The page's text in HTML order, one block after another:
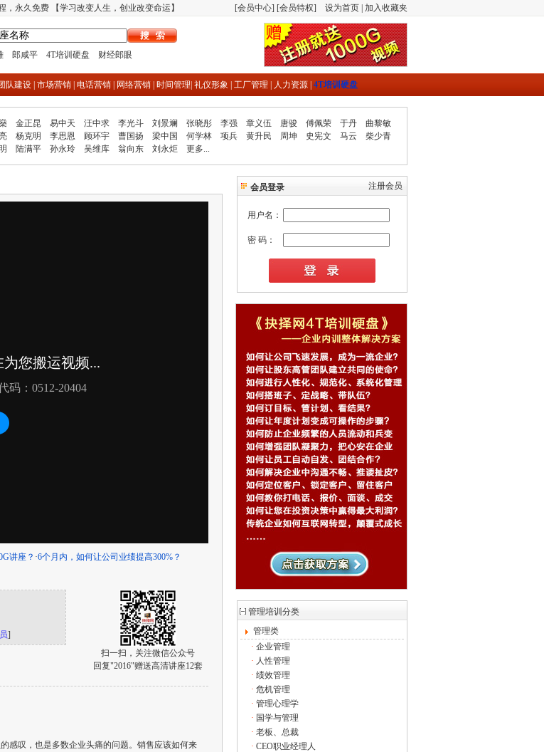
永久免费 【学习改变人生，创业改变命运】 [会员中心] [会员特权] 设为首页 加入收藏夹
郎咸平 4T培训硬盘 财经郎眼
队建设| 市场营销| 电话营销| 网络营销| 时间管理 礼仪形象 工厂管理 人力资源| 4T培训硬盘
金正昆 易中天 汪中求 李光斗 刘景斓 张晓彤 李强 章义伍 唐骏 傅佩荣 于丹
曲黎敏
杨克明 李思恩 顾环宇 曹国扬 梁中国 何学林 项兵 黄升民 周坤 史宪文 马云
柴少青
陆满平 孙永玲 吴维库 翁向东 刘永炬 更多...
讲座？ ·6个月内，如何让公司业绩提高300%？
]
扫一扫，关注微信公众号
回复"2016"赠送高清讲座12套
感叹，也是多数企业头痛的问题。销售应该如何来
会员登录 注册会员
用户名：
密 码：
管理培训分类
管理类
· 企业管理
· 人性管理
· 绩效管理
· 危机管理
· 管理心理学
· 国学与管理
· 老板、总裁
· CEO职业经理人